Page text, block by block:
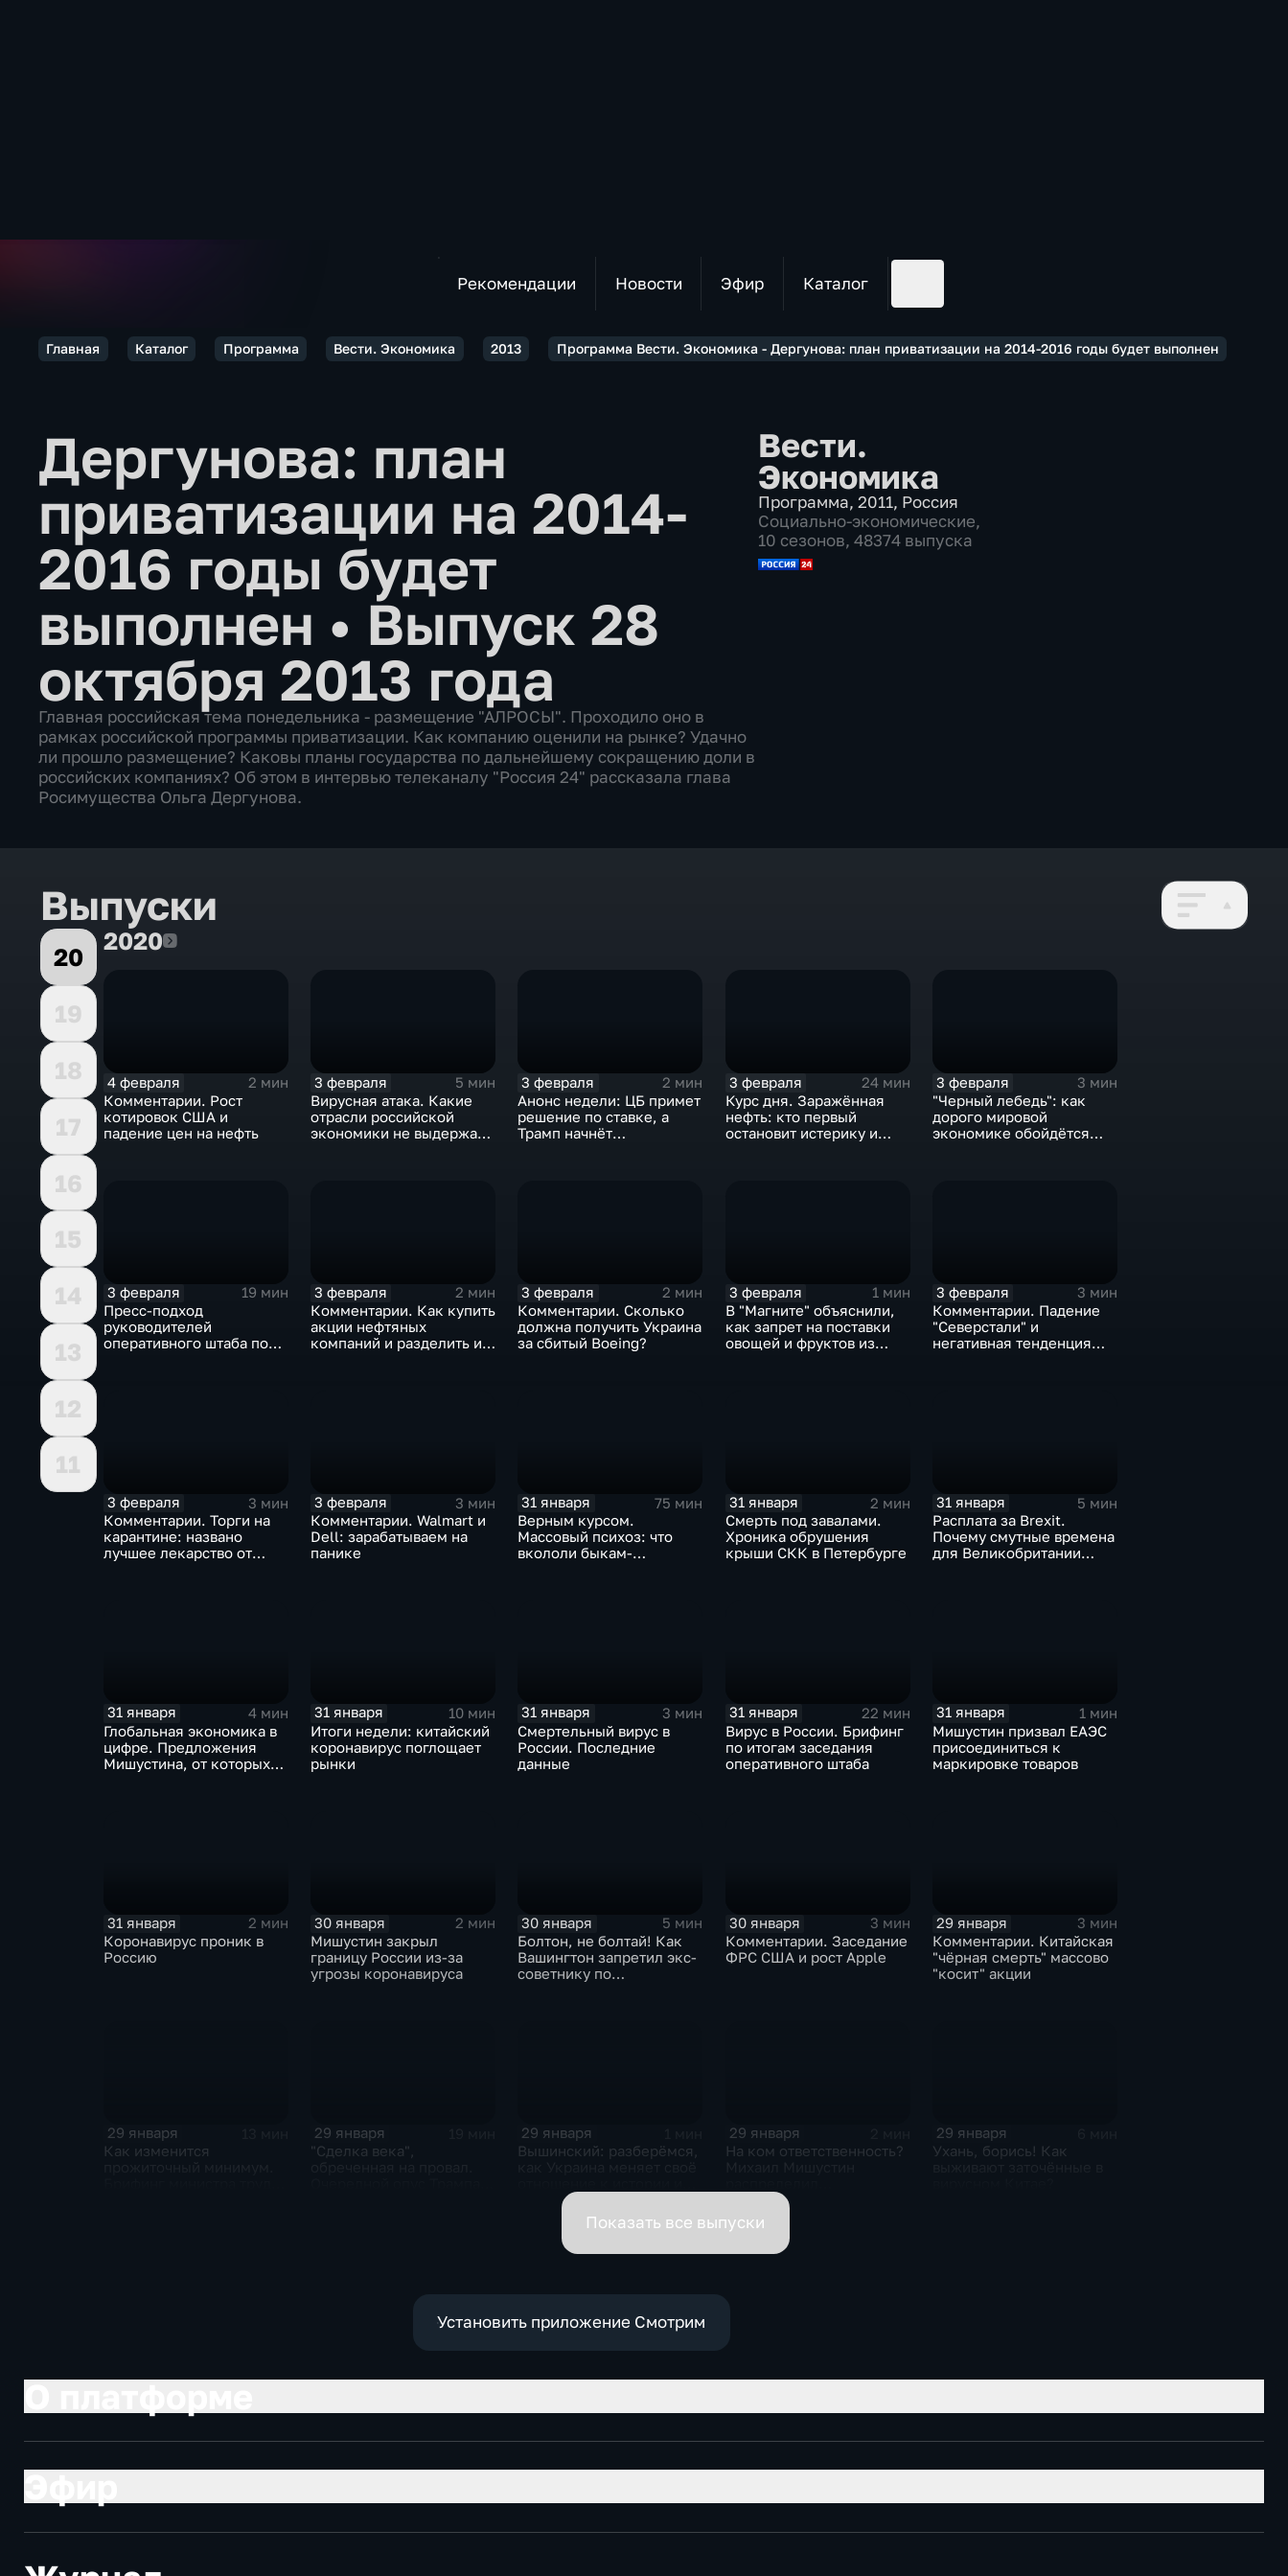
Рекомендации Новости Эфир Каталог
Главная Каталог Программа Вести. Экономика 2013 Программа Вести. Экономика - Дергунова: план приватизации на 2014-2016 годы будет выполнен
Дергунова: план
приватизации на 2014-
2016 годы будет
выполнен • Выпуск 28
октября 2013 года
Главная российская тема понедельника - размещение "АЛРОСЫ". Проходило оно в
рамках российской программы приватизации. Как компанию оценили на рынке? Удачно
ли прошло размещение? Каковы планы государства по дальнейшему сокращению доли в
российских компаниях? Об этом в интервью телеканалу "Россия 24" рассказала глава
Росимущества Ольга Дергунова.
Вести.
Экономика
Программа, 2011, Россия
Социально-экономические,
10 сезонов, 48374 выпуска
Выпуски
20
19
18
17
16
15
14
13
12
11
20202020
4 февраля
2 мин
Комментарии. Рост
котировок США и
падение цен на нефть
3 февраля
5 мин
Вирусная атака. Какие
отрасли российской
экономики не выдержат
3 февраля
2 мин
Анонс недели: ЦБ примет
решение по ставке, а
Трамп начнёт
3 февраля
24 мин
Курс дня. Заражённая
нефть: кто первый
остановит истерику и
3 февраля
3 мин
"Черный лебедь": как
дорого мировой
экономике обойдётся
3 февраля
19 мин
Пресс-подход
руководителей
оперативного штаба по
3 февраля
2 мин
Комментарии. Как купить
акции нефтяных
компаний и разделить их
3 февраля
2 мин
Комментарии. Сколько
должна получить Украина
за сбитый Boeing?
3 февраля
1 мин
В "Магните" объяснили,
как запрет на поставки
овощей и фруктов из
3 февраля
3 мин
Комментарии. Падение
"Северстали" и
негативная тенденция
3 февраля
3 мин
Комментарии. Торги на
карантине: названо
лучшее лекарство от
3 февраля
3 мин
Комментарии. Walmart и
Dell: зарабатываем на
панике
31 января
75 мин
Верным курсом.
Массовый психоз: что
вкололи быкам-
31 января
2 мин
Смерть под завалами.
Хроника обрушения
крыши СКК в Петербурге
31 января
5 мин
Расплата за Brexit.
Почему смутные времена
для Великобритании
31 января
4 мин
Глобальная экономика в
цифре. Предложения
Мишустина, от которых
31 января
10 мин
Итоги недели: китайский
коронавирус поглощает
рынки
31 января
3 мин
Смертельный вирус в
России. Последние
данные
31 января
22 мин
Вирус в России. Брифинг
по итогам заседания
оперативного штаба
31 января
1 мин
Мишустин призвал ЕАЭС
присоединиться к
маркировке товаров
31 января
2 мин
Коронавирус проник в
Россию
30 января
2 мин
Мишустин закрыл
границу России из-за
угрозы коронавируса
30 января
5 мин
Болтон, не болтай! Как
Вашингтон запретил экс-
советнику по
30 января
3 мин
Комментарии. Заседание
ФРС США и рост Apple
29 января
3 мин
Комментарии. Китайская
"чёрная смерть" массово
"косит" акции
29 января
Как изменится
29 января
"Сделка века",
29 января
Вышинский: разберёмся,
почему
29 января
На ком ответственность?
обязанности вице-
премьеров
29 января
Ухань, борись! Как
Показать все выпуски
Установить приложение Смотрим